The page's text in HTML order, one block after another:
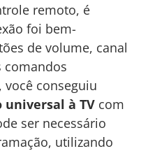
remoto, é
foi bem-
de volume, canal
comandos
conseguiu
à TV com
ser necessário
utilizando